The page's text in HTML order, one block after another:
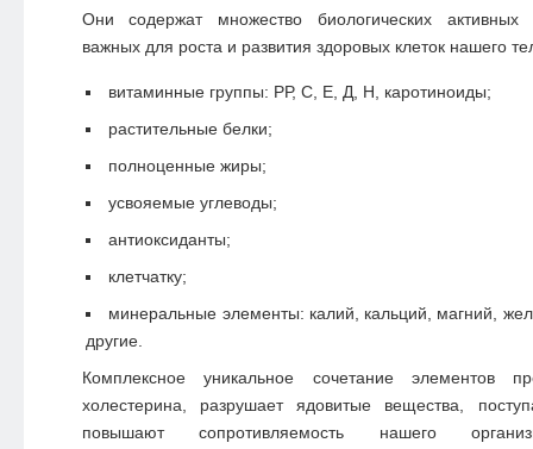
Они содержат множество биологических активных
важных для роста и развития здоровых клеток нашего
витаминные группы: РР, С, Е, Д, Н, каротиноиды;
растительные белки;
полноценные жиры;
усвояемые углеводы;
антиоксиданты;
клетчатку;
минеральные элементы: калий, кальций, магний,
другие.
Комплексное уникальное сочетание элементов
холестерина, разрушает ядовитые вещества,
повышают сопротивляемость нашего